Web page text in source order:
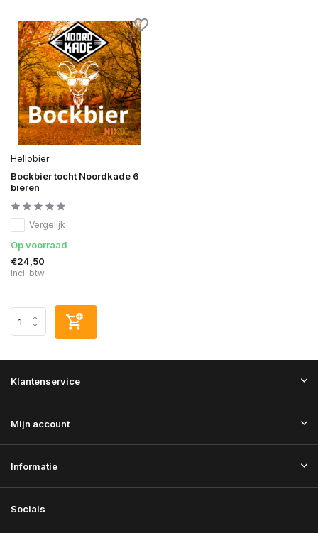
Hellobier
Bockbier tocht Noordkade 6
bieren
Vergelijk
Op voorraad
€24,50
Incl. btw
Klantenservice
Mijn account
Informatie
Socials